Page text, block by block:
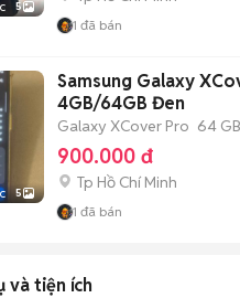
5
1 đã bán
5
Samsung Galaxy
4GB/64GB Đen
Galaxy XCover Pro 64 GB
900.000 đ
Tp Hồ Chí Minh
1 đã bán
và tiện ích